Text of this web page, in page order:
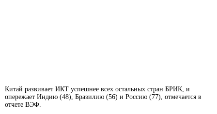
Китай развивает ИКТ успешнее всех остальных стран БРИК, и
опережает Индию (48), Бразилию (56) и Россию (77), отмечается в
отчете ВЭФ.